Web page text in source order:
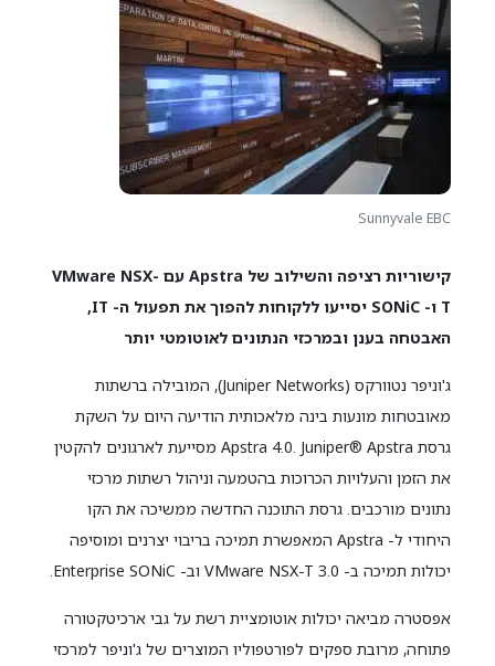
Sunnyvale EBC
קישוריות רציפה והשילוב של Apstra עם VMware NSX-
T ו- SONiC יסייעו ללקוחות להפוך את תפעול ה- IT,
האבטחה בענן ובמרכזי הנתונים לאוטומטי יותר
ג'וניפר נטוורקס (Juniper Networks), המובילה ברשתות
מאובטחות מונעות בינה מלאכותית הודיעה היום על השקת
גרסת Apstra 4.0. Juniper® Apstra מסייעת לארגונים להקטין
את הזמן והעלויות הכרוכות בהטמעה וניהול רשתות מרכזי
נתונים מורכבים. גרסת התוכנה החדשה ממשיכה את הקו
היחודי ל- Apstra המאפשרת תמיכה בריבוי יצרנים ומוסיפה
יכולות תמיכה ב- VMware NSX-T 3.0 וב- Enterprise SONiC.
אפסטרה מביאה יכולות אוטומציית רשת על גבי ארכיטקטורה
פתוחה, מרובת ספקים לפורטפוליו המוצרים של ג'וניפר למרכזי